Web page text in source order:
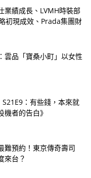
業績成長、LVMH時裝部
初現成效、Prada集團財
雲品「寶桑小町」以女性
：有些錢，本來就
者的告白》
難預約！東京傳奇壽司
來台？